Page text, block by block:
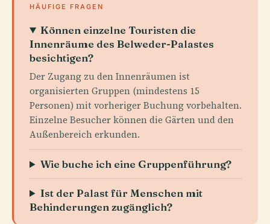
HÄUFIGE FRAGEN
Können einzelne Touristen die
Innenräume des Belweder-Palastes
besichtigen?
Der Zugang zu den Innenräumen ist
organisierten Gruppen (mindestens 15
Personen) mit vorheriger Buchung vorbehalten.
Einzelne Besucher können die Gärten und den
Außenbereich erkunden.
Wie buche ich eine Gruppenführung?
Ist der Palast für Menschen mit
Behinderungen zugänglich?